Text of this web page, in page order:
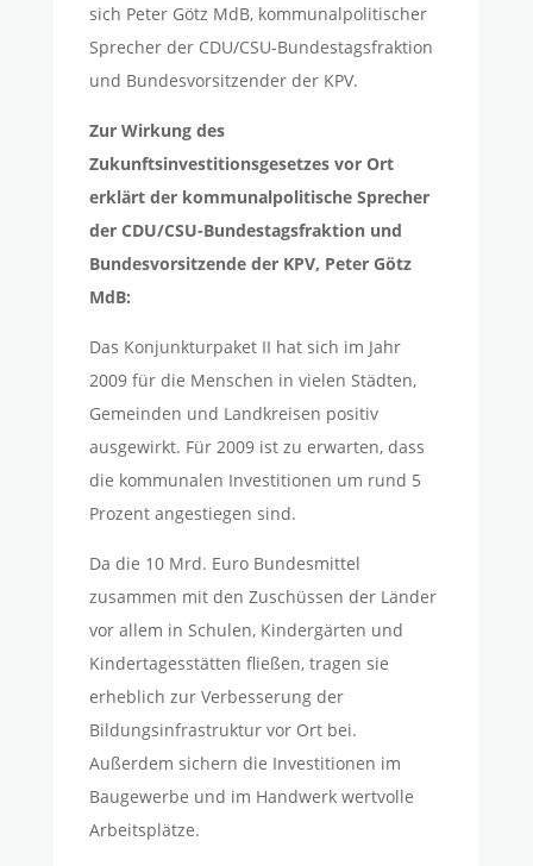
sich Peter Götz MdB, kommunalpolitischer
Sprecher der CDU/CSU-Bundestagsfraktion
und Bundesvorsitzender der KPV.
Zur Wirkung des
Zukunftsinvestitionsgesetzes vor Ort
erklärt der kommunalpolitische Sprecher
der CDU/CSU-Bundestagsfraktion und
Bundesvorsitzende der KPV, Peter Götz
MdB:
Das Konjunkturpaket II hat sich im Jahr
2009 für die Menschen in vielen Städten,
Gemeinden und Landkreisen positiv
ausgewirkt. Für 2009 ist zu erwarten, dass
die kommunalen Investitionen um rund 5
Prozent angestiegen sind.
Da die 10 Mrd. Euro Bundesmittel
zusammen mit den Zuschüssen der Länder
vor allem in Schulen, Kindergärten und
Kindertagesstätten fließen, tragen sie
erheblich zur Verbesserung der
Bildungsinfrastruktur vor Ort bei.
Außerdem sichern die Investitionen im
Baugewerbe und im Handwerk wertvolle
Arbeitsplätze.